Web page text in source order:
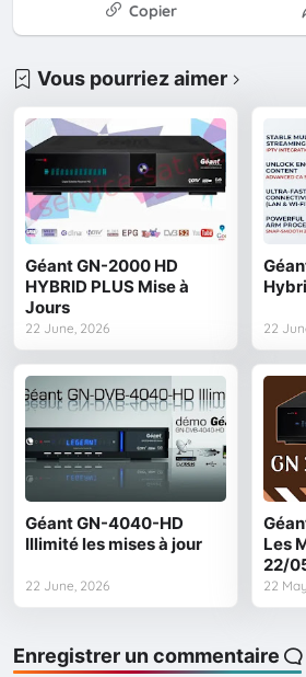
Copier
Vous pourriez aimer
Géant GN-2000 HD
HYBRID PLUS Mise à
Jours
22 June, 2026 22
Géant GN-4040-HD
Illimité les mises à jour
22 June, 2026
Les
22/
22
Enregistrer un commentaire